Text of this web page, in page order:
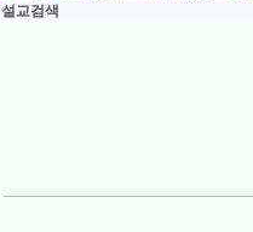
설교검색